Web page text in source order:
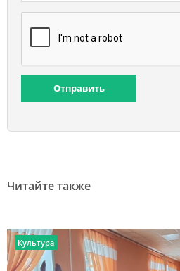
Отправить
Читайте также
Культура